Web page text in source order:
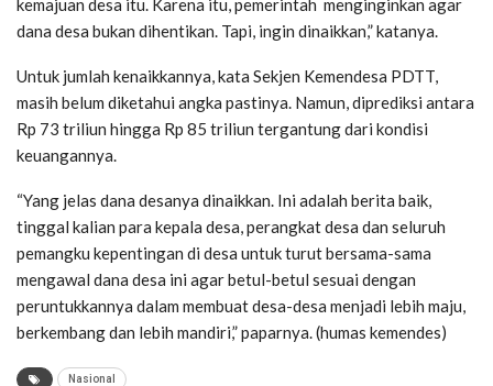
kemajuan desa itu. Karena itu, pemerintah menginginkan agar
dana desa bukan dihentikan. Tapi, ingin dinaikkan,” katanya.
Untuk jumlah kenaikkannya, kata Sekjen Kemendesa PDTT,
masih belum diketahui angka pastinya. Namun, diprediksi antara
Rp 73 triliun hingga Rp 85 triliun tergantung dari kondisi
keuangannya.
“Yang jelas dana desanya dinaikkan. Ini adalah berita baik,
tinggal kalian para kepala desa, perangkat desa dan seluruh
pemangku kepentingan di desa untuk turut bersama-sama
mengawal dana desa ini agar betul-betul sesuai dengan
peruntukkannya dalam membuat desa-desa menjadi lebih maju,
berkembang dan lebih mandiri,” paparnya. (humas kemendes)
Nasional